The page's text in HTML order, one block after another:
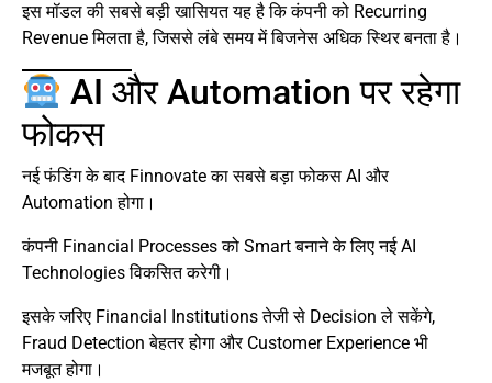
इस मॉडल की सबसे बड़ी खासियत यह है कि कंपनी को Recurring
Revenue मिलता है, जिससे लंबे समय में बिजनेस अधिक स्थिर बनता है।
AI और Automation पर रहेगा
फोकस
नई फंडिंग के बाद Finnovate का सबसे बड़ा फोकस AI और
Automation होगा।
कंपनी Financial Processes को Smart बनाने के लिए नई AI
Technologies विकसित करेगी।
इसके जरिए Financial Institutions तेजी से Decision ले सकेंगे,
Fraud Detection बेहतर होगा और Customer Experience भी
मजबूत होगा।